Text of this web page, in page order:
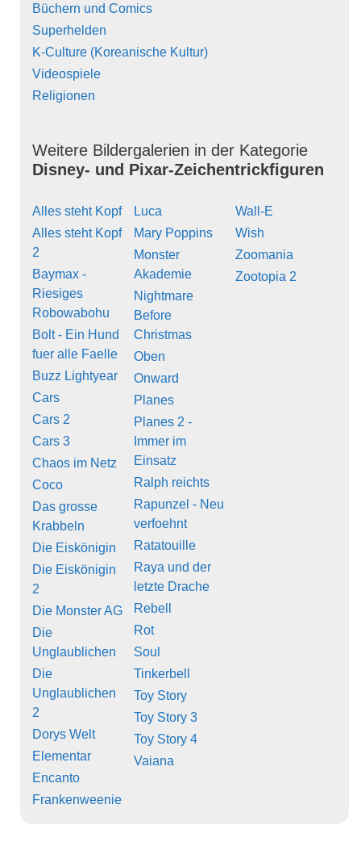
Büchern und Comics
Superhelden
K-Culture (Koreanische Kultur)
Videospiele
Religionen
Weitere Bildergalerien in der Kategorie
Disney- und Pixar-Zeichentrickfiguren
Alles steht Kopf
Alles steht Kopf
2
Baymax -
Riesiges
Robowabohu
Bolt - Ein Hund
fuer alle Faelle
Buzz Lightyear
Cars
Cars 2
Cars 3
Chaos im Netz
Coco
Das grosse
Krabbeln
Die Eiskönigin
Die Eiskönigin
2
Die Monster AG
Die
Unglaublichen
Die
Unglaublichen
2
Dorys Welt
Elementar
Encanto
Frankenweenie
Luca
Mary Poppins
Monster
Akademie
Nightmare
Before
Christmas
Oben
Onward
Planes
Planes 2 -
Immer im
Einsatz
Ralph reichts
Rapunzel - Neu
verfoehnt
Ratatouille
Raya und der
letzte Drache
Rebell
Rot
Soul
Tinkerbell
Toy Story
Toy Story 3
Toy Story 4
Vaiana
Wall-E
Wish
Zoomania
Zootopia 2